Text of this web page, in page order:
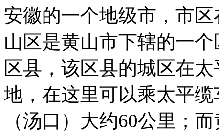
安徽的一个地级市，市
山区是黄山市下辖的一
区县，该区县的城区在
地，在这里可以乘太平
（汤口）大约60公里；